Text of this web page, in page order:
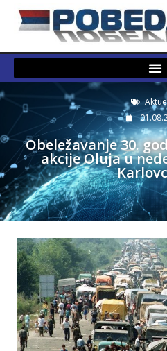
Obeležavanje 30.
akcije Oluja u